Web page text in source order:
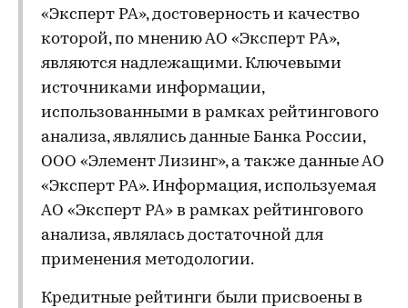
«Эксперт РА», достоверность и качество
которой, по мнению АО «Эксперт РА»,
являются надлежащими. Ключевыми
источниками информации,
использованными в рамках рейтингового
анализа, являлись данные Банка России,
ООО «Элемент Лизинг», а также данные АО
«Эксперт РА». Информация, используемая
АО «Эксперт РА» в рамках рейтингового
анализа, являлась достаточной для
применения методологии.
Кредитные рейтинги были присвоены в